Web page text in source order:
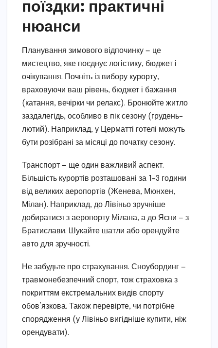
поїздки: практичні
нюанси
Планування зимового відпочинку — це
мистецтво, яке поєднує логістику, бюджет і
очікування. Почніть із вибору курорту,
враховуючи ваш рівень, бюджет і бажання
(катання, вечірки чи релакс). Бронюйте житло
заздалегідь, особливо в пік сезону (грудень–
лютий). Наприклад, у Церматті готелі можуть
бути розібрані за місяці до початку сезону.
Транспорт — ще один важливий аспект.
Більшість курортів розташовані за 1–3 години
від великих аеропортів (Женева, Мюнхен,
Мілан). Наприклад, до Лівіньо зручніше
добиратися з аеропорту Мілана, а до Ясни — з
Братислави. Шукайте шатли або орендуйте
авто для зручності.
Не забудьте про страхування. Сноубординг —
травмонебезпечний спорт, тож страховка з
покриттям екстремальних видів спорту
обов’язкова. Також перевірте, чи потрібне
спорядження (у Лівіньо вигідніше купити, ніж
орендувати).